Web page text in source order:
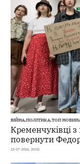
ВІЙНА,ПОЛІТИКА,ТОП
Кременчуківці
повернути
25-07-2026, 20:02